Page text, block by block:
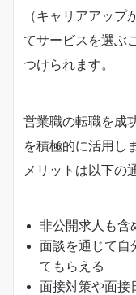
（キャリアアッ
てサービスを選ぶ
つけられます。
営業職の転職を成
を積極的に活用し
メリットは以下の
非公開求人も含
面談を通じて自
てもらえる
面接対策や面接